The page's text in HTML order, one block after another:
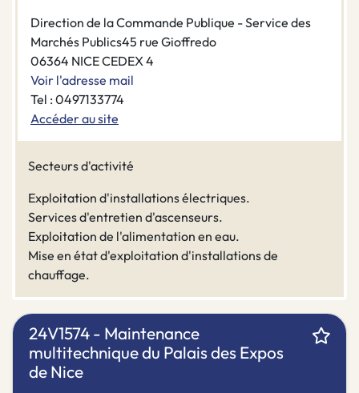
Direction de la Commande Publique - Service des
Marchés Publics45 rue Gioffredo
06364 NICE CEDEX 4
Voir l'adresse mail
Tel : 0497133774
Accéder au site
Secteurs d'activité
Exploitation d'installations électriques.
Services d'entretien d'ascenseurs.
Exploitation de l'alimentation en eau.
Mise en état d'exploitation d'installations de
chauffage.
24V1574 - Maintenance
multitechnique du Palais des Expos
de Nice